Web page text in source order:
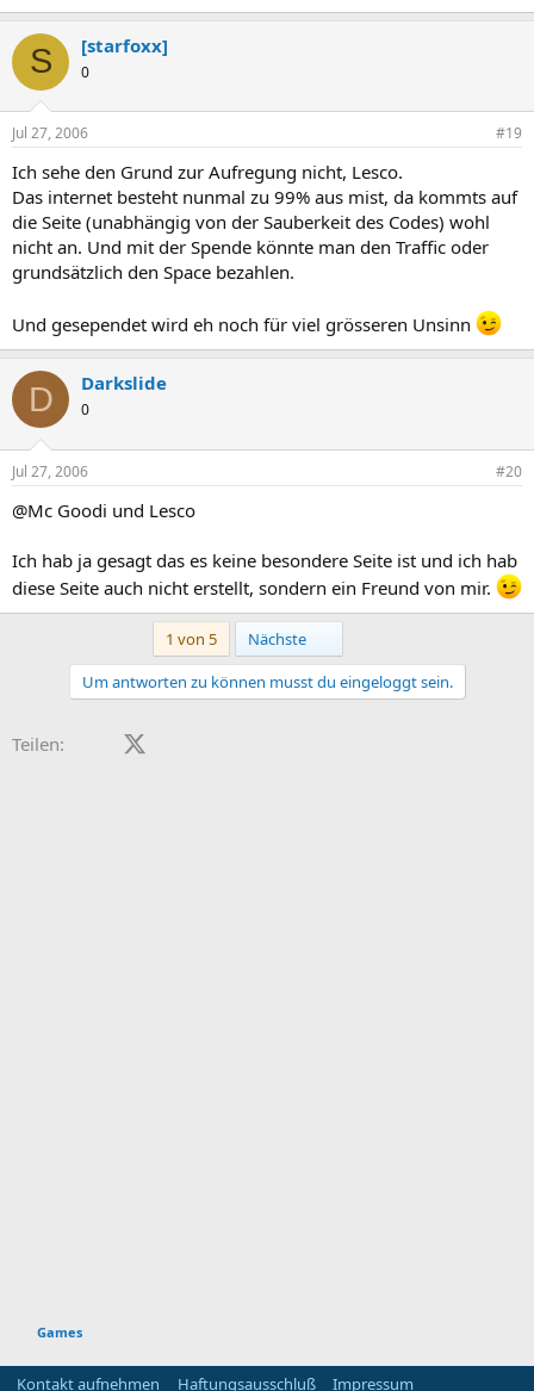
S [starfoxx]
0
Jul 27, 2006 #19
Ich sehe den Grund zur Aufregung nicht, Lesco.
Das internet besteht nunmal zu 99% aus mist, da kommts auf
die Seite (unabhängig von der Sauberkeit des Codes) wohl
nicht an. Und mit der Spende könnte man den Traffic oder
grundsätzlich den Space bezahlen.
Und gesependet wird eh noch für viel grösseren Unsinn
D Darkslide
0
Jul 27, 2006 #20
@Mc Goodi und Lesco
Ich hab ja gesagt das es keine besondere Seite ist und ich hab
diese Seite auch nicht erstellt, sondern ein Freund von mir.
1 von 5 Nächste
Um antworten zu können musst du eingeloggt sein.
Teilen: Facebook
Games
Kontakt aufnehmen Haftungsausschluß Impressum